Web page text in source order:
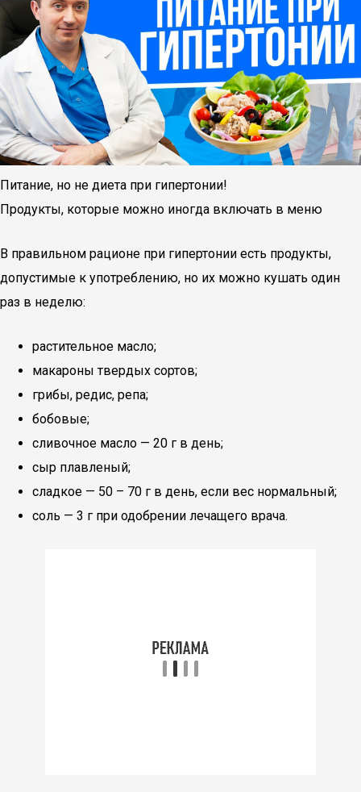
Питание, но не диета при гипертонии!
Продукты, которые можно иногда включать в меню
В правильном рационе при гипертонии есть продукты,
допустимые к употреблению, но их можно кушать один
раз в неделю:
растительное масло;
макароны твердых сортов;
грибы, редис, репа;
бобовые;
сливочное масло — 20 г в день;
сыр плавленый;
сладкое — 50 – 70 г в день, если вес нормальный;
соль — 3 г при одобрении лечащего врача.